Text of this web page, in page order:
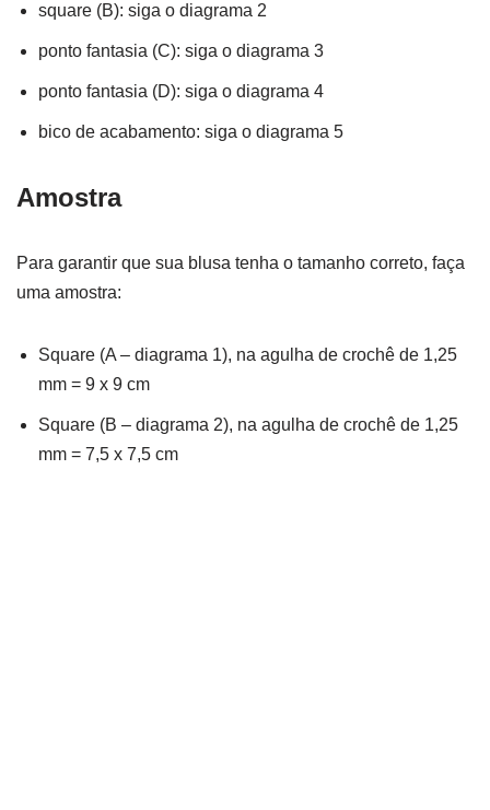
square (B): siga o diagrama 2
ponto fantasia (C): siga o diagrama 3
ponto fantasia (D): siga o diagrama 4
bico de acabamento: siga o diagrama 5
Amostra
Para garantir que sua blusa tenha o tamanho correto, faça
uma amostra:
Square (A – diagrama 1), na agulha de crochê de 1,25
mm = 9 x 9 cm
Square (B – diagrama 2), na agulha de crochê de 1,25
mm = 7,5 x 7,5 cm